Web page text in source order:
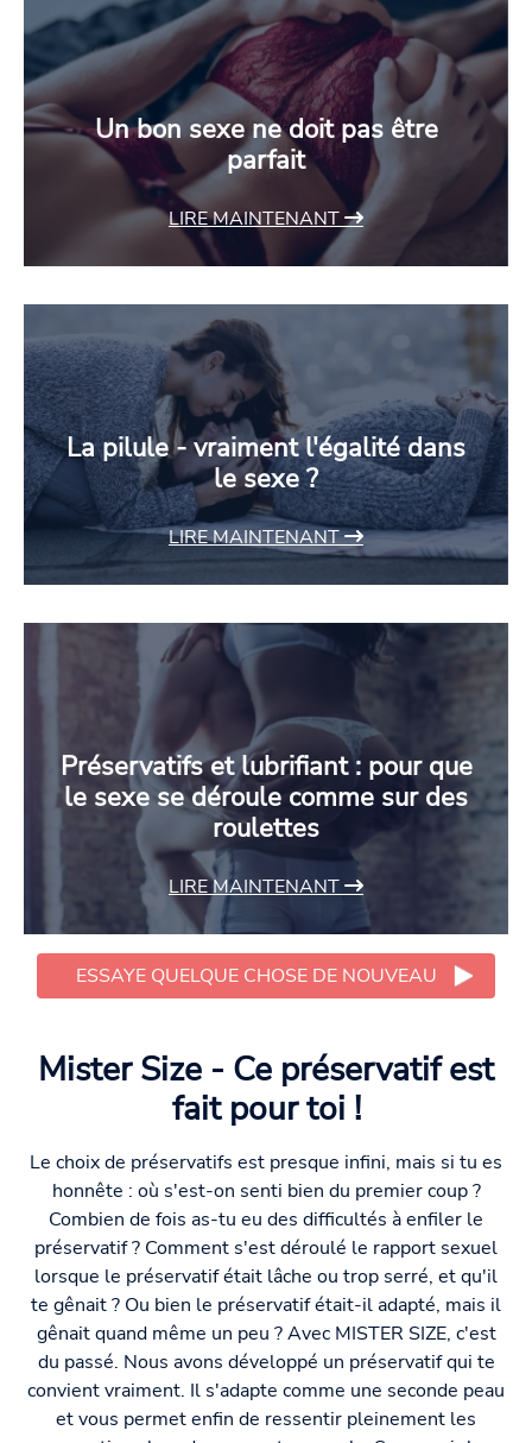
Un bon sexe ne doit pas être
parfait
LIRE MAINTENANT
La pilule - vraiment l'égalité dans
le sexe ?
LIRE MAINTENANT
Préservatifs et lubrifiant : pour que
le sexe se déroule comme sur des
roulettes
LIRE MAINTENANT
ESSAYE QUELQUE CHOSE DE NOUVEAU
Mister Size - Ce préservatif est
fait pour toi !
Le choix de préservatifs est presque infini, mais si tu es
honnête : où s'est-on senti bien du premier coup ?
Combien de fois as-tu eu des difficultés à enfiler le
préservatif ? Comment s'est déroulé le rapport sexuel
lorsque le préservatif était lâche ou trop serré, et qu'il
te gênait ? Ou bien le préservatif était-il adapté, mais il
gênait quand même un peu ? Avec MISTER SIZE, c'est
du passé. Nous avons développé un préservatif qui te
convient vraiment. Il s'adapte comme une seconde peau
et vous permet enfin de ressentir pleinement les